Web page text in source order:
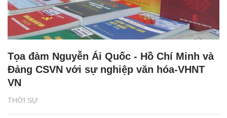
THỜI SỰ
Tọa đàm Nguyễn Ái Quốc - Hồ Chí Minh và
Đảng CSVN với sự nghiệp văn hóa-VHNT
VN